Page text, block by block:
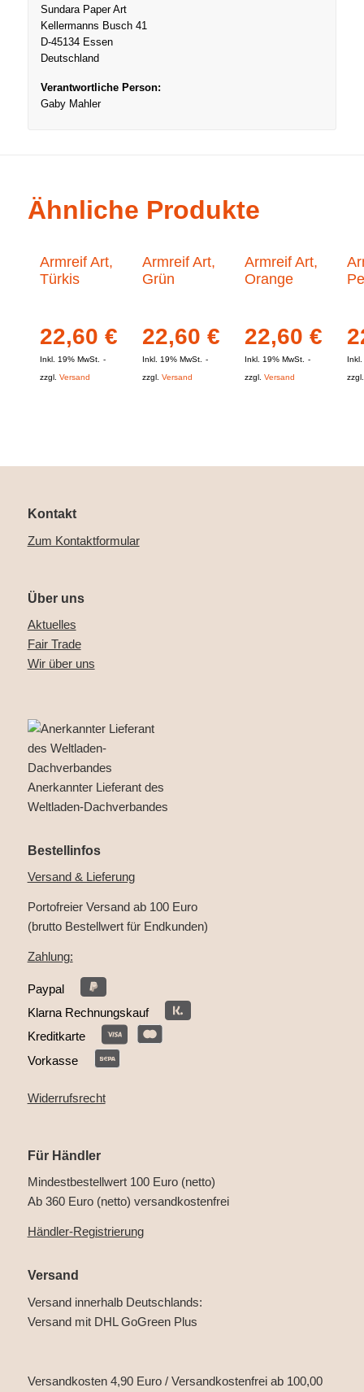
Sundara Paper Art
Kellermanns Busch 41
D-45134 Essen
Deutschland
Verantwortliche Person:
Gaby Mahler
Ähnliche Produkte
Armreif Art,
Türkis
22,60 €
Inkl. 19% MwSt.
zzgl. Versand
Armreif Art,
Grün
22,60 €
Inkl. 19% MwSt.
zzgl. Versand
Armreif Art,
Orange
22,60 €
Inkl. 19% MwSt.
zzgl. Versand
Kontakt
Zum Kontaktformular
Über uns
Aktuelles
Fair Trade
Wir über uns
Anerkannter Lieferant des
Weltladen-Dachverbandes
Bestellinfos
Versand & Lieferung
Portofreier Versand ab 100 Euro
(brutto Bestellwert für Endkunden)
Zahlung:
Paypal
Klarna Rechnungskauf
Kreditkarte
Vorkasse
Widerrufsrecht
Für Händler
Mindestbestellwert 100 Euro (netto)
Ab 360 Euro (netto) versandkostenfrei
Händler-Registrierung
Versand
Versand innerhalb Deutschlands:
Versand mit DHL GoGreen Plus
Versandkosten 4,90 Euro / Versandkostenfrei ab 100,00